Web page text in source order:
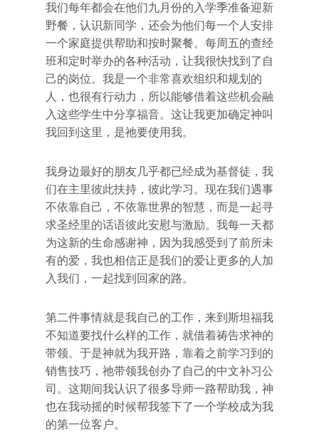
我们每年都会在他们九月份的入学季准备迎新
野餐，认识新同学，还会为他们每一个人安排
一个家庭提供帮助和按时聚餐。每周五的查经
班和定时举办的各种活动，让我很快找到了自
己的岗位。我是一个非常喜欢组织和规划的
人，也很有行动力，所以能够借着这些机会融
入这些学生中分享福音。这让我更加确定神叫
我回到这里，是祂要使用我。
我身边最好的朋友几乎都已经成为基督徒，我
们在主里彼此扶持，彼此学习。现在我们遇事
不依靠自己，不依靠世界的智慧，而是一起寻
求圣经里的话语彼此安慰与激励。我每一天都
为这新的生命感谢神，因为我感受到了前所未
有的爱，我也相信正是我们的爱让更多的人加
入我们，一起找到回家的路。
第二件事情就是我自己的工作，来到斯坦福我
不知道要找什么样的工作，就借着祷告求神的
带领。于是神就为我开路，靠着之前学习到的
销售技巧，祂带领我创办了自己的中文补习公
司。这期间我认识了很多导师一路帮助我，神
也在我动摇的时候帮我签下了一个学校成为我
的第一位客户。